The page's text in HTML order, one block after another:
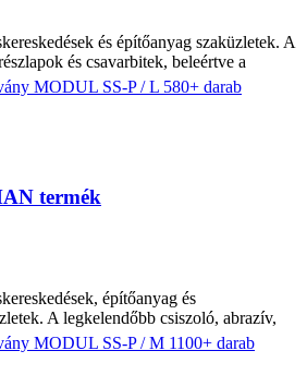
és építőanyag szaküzletek. A
és csavarbitek, beleértve a
termék
építőanyag és
A legkelendőbb csiszoló, abrazív,